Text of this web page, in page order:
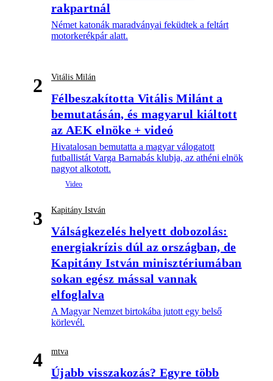
rakpartnál
Német katonák maradványai feküdtek a feltárt
motorkerékpár alatt.
2 Vitális Milán
Félbeszakította Vitális Milánt a
bemutatásán, és magyarul kiáltott
az AEK elnöke + videó
Hivatalosan bemutatta a magyar válogatott
futballistát Varga Barnabás klubja, az athéni elnök
nagyot alkotott.
3 Kapitány István
Válságkezelés helyett dobozolás:
energiakrízis dúl az országban, de
Kapitány István minisztériumában
sokan egész mással vannak
elfoglalva
A Magyar Nemzet birtokába jutott egy belső
körlevél.
4 mtva
Újabb visszakozás? Egyre több